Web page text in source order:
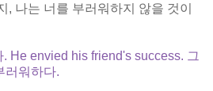
나는 너를 부러워하지 않을 것이
He envied his friend's success. 그
러워하다.